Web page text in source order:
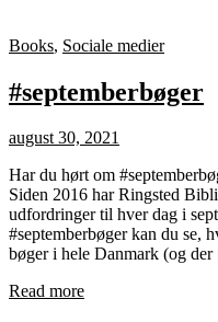
Books, Sociale medier
#septemberbøger
august 30, 2021
Har du hørt om
Siden 2016 har Ringsted
udfordringer til hver dag i
#septemberbøger kan du se,
bøger i hele Danmark (og
Read more